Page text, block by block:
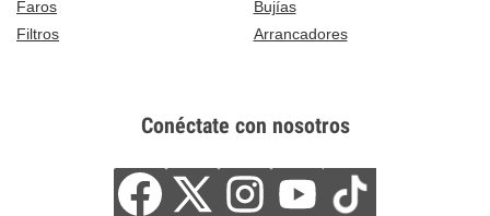
Faros
Bujías
Filtros
Arrancadores
Conéctate con nosotros